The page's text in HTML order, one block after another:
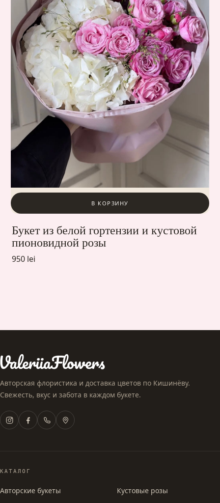
В КОРЗИНУ
Букет из белой гортензии и кустовой
пионовидной розы
950 lei
Авторская флористика и доставка цветов по Кишинёву.
Свежесть, вкус и забота в каждом букете.
КАТАЛОГ
Авторские букеты
Кустовые розы